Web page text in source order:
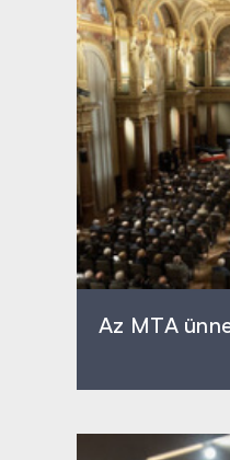
Az MTA